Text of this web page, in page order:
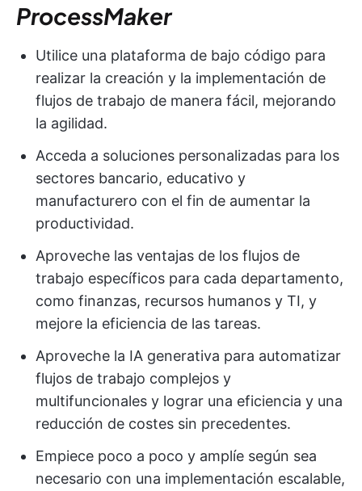
ProcessMaker
Utilice una plataforma de bajo código para
realizar la creación y la implementación de
flujos de trabajo de manera fácil, mejorando
la agilidad.
Acceda a soluciones personalizadas para los
sectores bancario, educativo y
manufacturero con el fin de aumentar la
productividad.
Aproveche las ventajas de los flujos de
trabajo específicos para cada departamento,
como finanzas, recursos humanos y TI, y
mejore la eficiencia de las tareas.
Aproveche la IA generativa para automatizar
flujos de trabajo complejos y
multifuncionales y lograr una eficiencia y una
reducción de costes sin precedentes.
Empiece poco a poco y amplíe según sea
necesario con una implementación escalable,